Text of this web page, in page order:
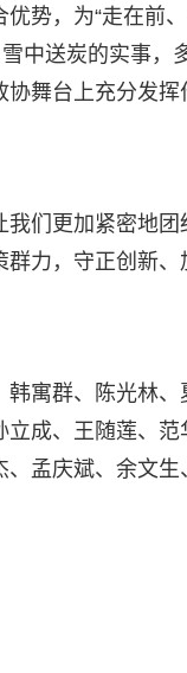
势，为“走在前
中送炭的实事，
舞台上充分发
们更加紧密地
力，守正创新
寓群、陈光林
成、王随莲、
孟庆斌、余文